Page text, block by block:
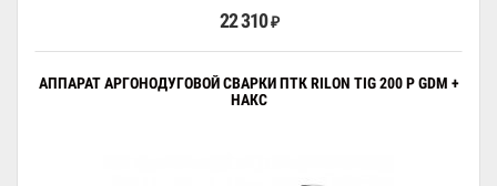
22 310 ₽
АППАРАТ АРГОНОДУГОВОЙ СВАРКИ ПТК RILON TIG 200 P GDM +
НАКС